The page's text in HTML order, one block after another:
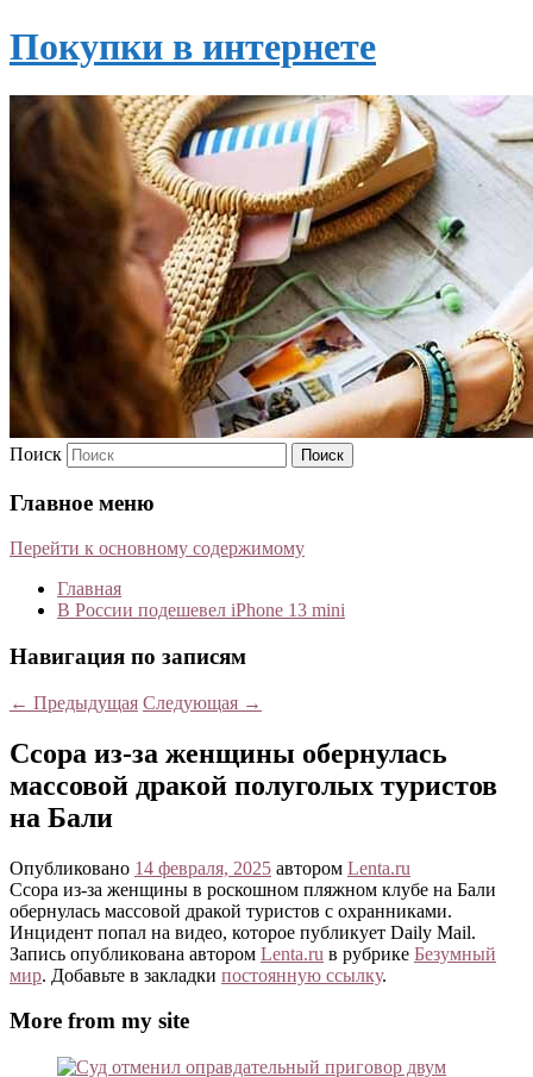
Покупки в интернете
Поиск
Главное меню
Перейти к основному содержимому
Главная
В России подешевел iPhone 13 mini
Навигация по записям
← Предыдущая Следующая →
Ссора из-за женщины обернулась
массовой дракой полуголых туристов
на Бали
Опубликовано 14 февраля, 2025 автором Lenta.ru
Ссора из-за женщины в роскошном пляжном клубе на Бали
обернулась массовой дракой туристов с охранниками.
Инцидент попал на видео, которое публикует Daily Mail.
Запись опубликована автором Lenta.ru в рубрике Безумный
мир. Добавьте в закладки постоянную ссылку.
More from my site